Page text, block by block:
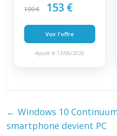
199 € 153 €
Voir l'offre
Ajouté le 13/06/2026
← Windows 10
smartphone devient PC